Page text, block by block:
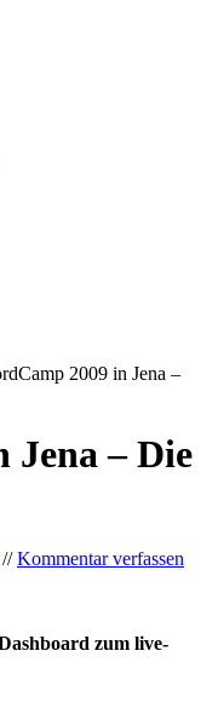
2009 in Jena –
Jena – Die
Kommentar verfassen
zum live-